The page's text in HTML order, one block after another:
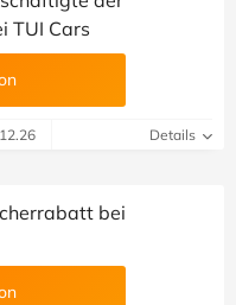
TUI Cars
Details
bei